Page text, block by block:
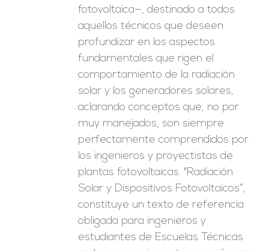
fotovoltaica—, destinado a todos
aquellos técnicos que deseen
profundizar en los aspectos
fundamentales que rigen el
comportamiento de la radiación
solar y los generadores solares,
aclarando conceptos que, no por
muy manejados, son siempre
perfectamente comprendidos por
los ingenieros y proyectistas de
plantas fotovoltaicas. "Radiación
Solar y Dispositivos Fotovoltaicos”,
constituye un texto de referencia
obligada para ingenieros y
estudiantes de Escuelas Técnicas